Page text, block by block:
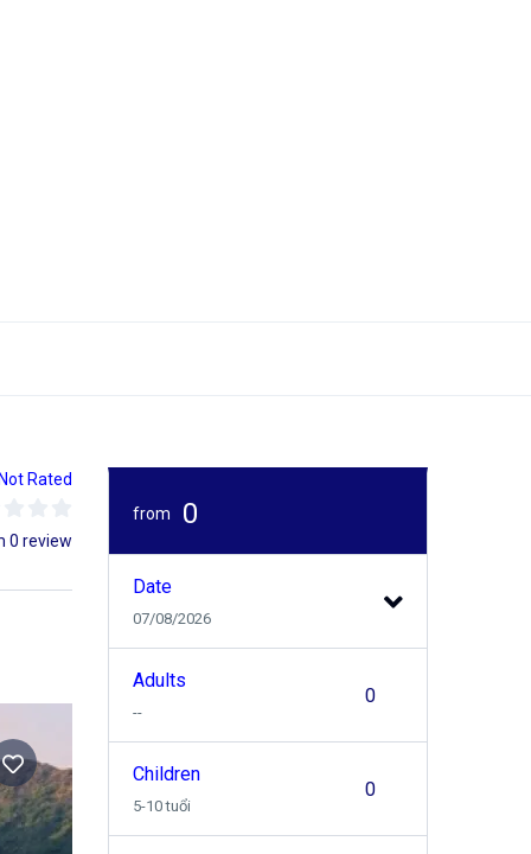
Rated
0 review
from 0
Date
07/08/2026
Adults
--
Children
5-10 tuổi